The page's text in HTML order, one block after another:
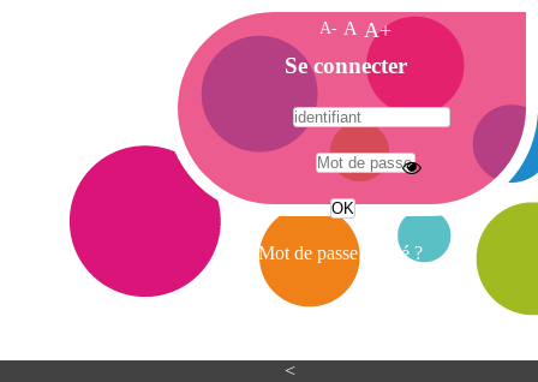
<
A- A A+
A
c
c
e
i
Se connecter
Mot de passe oublié ?
A
e